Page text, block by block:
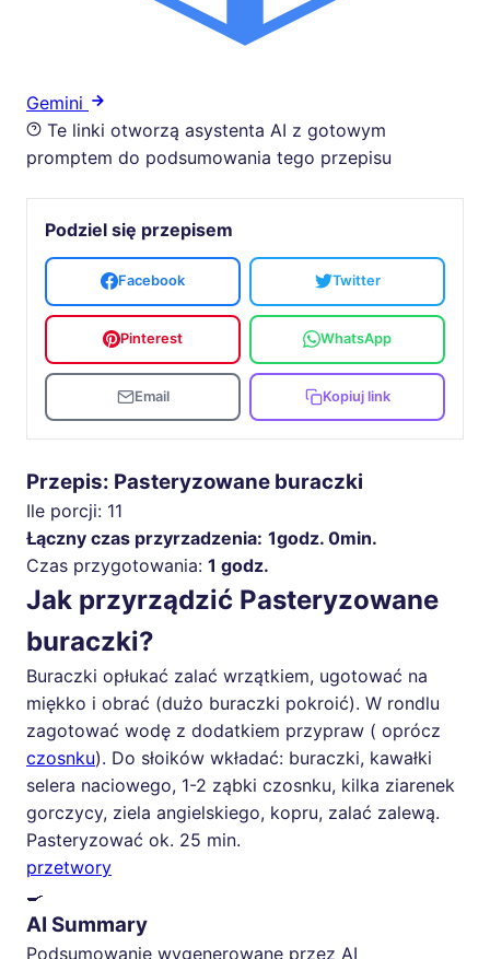
Gemini
Te linki otworzą asystenta AI z gotowym
promptem do podsumowania tego przepisu
Podziel się przepisem
Facebook Twitter
Pinterest WhatsApp
Email Kopiuj link
Przepis: Pasteryzowane buraczki
Ile porcji: 11
Łączny czas przyrzadzenia: 1godz. 0min.
Czas przygotowania: 1 godz.
Jak przyrządzić Pasteryzowane
buraczki?
Buraczki opłukać zalać wrzątkiem, ugotować na
miękko i obrać (dużo buraczki pokroić). W rondlu
zagotować wodę z dodatkiem przypraw ( oprócz
czosnku). Do słoików wkładać: buraczki, kawałki
selera naciowego, 1-2 ząbki czosnku, kilka ziarenek
gorczycy, ziela angielskiego, kopru, zalać zalewą.
Pasteryzować ok. 25 min.
przetwory
🍳
AI Summary
Podsumowanie wygenerowane przez AI